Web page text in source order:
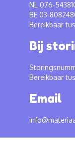
NL 076-
BE 03-
Bereikbaar
Bij
Bereikbaar
Email